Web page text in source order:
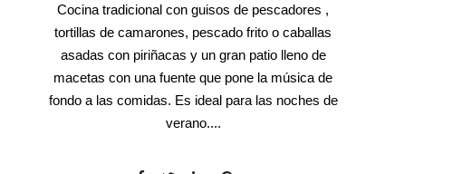
Cocina tradicional con guisos de pescadores ,
tortillas de camarones, pescado frito o caballas
asadas con piriñacas y un gran patio lleno de
macetas con una fuente que pone la música de
fondo a las comidas. Es ideal para las noches de
verano....